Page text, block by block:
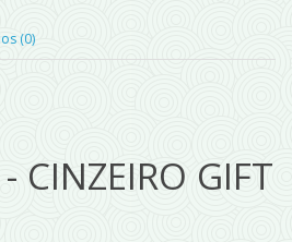
(0)
CINZEIRO GIFT